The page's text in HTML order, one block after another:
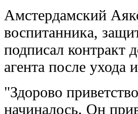
Амстердамский
воспитанника,
подписал контракт
агента после
"Здорово
начиналось. Он